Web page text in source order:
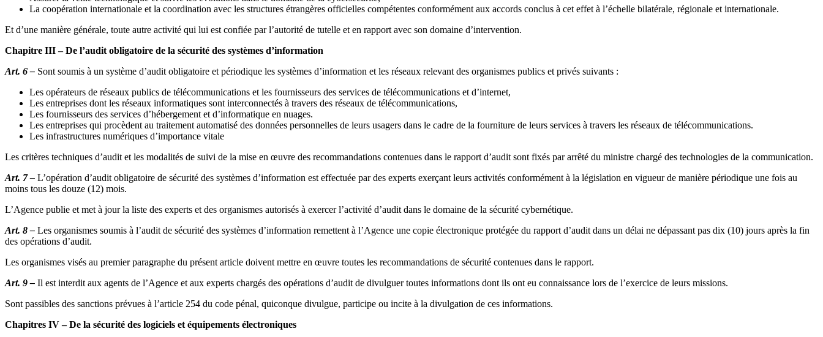
La coopération internationale et la coordination avec les structures étrangères officielles compétentes conformément aux accords conclus à cet effet à l’échelle bilatérale, régionale et internationale.
Et d’une manière générale, toute autre activité qui lui est confiée par l’autorité de tutelle et en rapport avec son domaine d’intervention.
Chapitre III – De l’audit obligatoire de la sécurité des systèmes d’information
Art. 6 – Sont soumis à un système d’audit obligatoire et périodique les systèmes d’information et les réseaux relevant des organismes publics et privés suivants :
Les opérateurs de réseaux publics de télécommunications et les fournisseurs des services de télécommunications et d’internet,
Les entreprises dont les réseaux informatiques sont interconnectés à travers des réseaux de télécommunications,
Les fournisseurs des services d’hébergement et d’informatique en nuages.
Les entreprises qui procèdent au traitement automatisé des données personnelles de leurs usagers dans le cadre de la fourniture de leurs services à travers les réseaux de télécommunications.
Les infrastructures numériques d’importance vitale
Les critères techniques d’audit et les modalités de suivi de la mise en œuvre des recommandations contenues dans le rapport d’audit sont fixés par arrêté du ministre chargé des technologies de la communication.
Art. 7 – L’opération d’audit obligatoire de sécurité des systèmes d’information est effectuée par des experts exerçant leurs activités conformément à la législation en vigueur de manière périodique une fois au
moins tous les douze (12) mois.
L’Agence publie et met à jour la liste des experts et des organismes autorisés à exercer l’activité d’audit dans le domaine de la sécurité cybernétique.
Art. 8 – Les organismes soumis à l’audit de sécurité des systèmes d’information remettent à l’Agence une copie électronique protégée du rapport d’audit dans un délai ne dépassant pas dix (10) jours après la fin
des opérations d’audit.
Les organismes visés au premier paragraphe du présent article doivent mettre en œuvre toutes les recommandations de sécurité contenues dans le rapport.
Art. 9 – Il est interdit aux agents de l’Agence et aux experts chargés des opérations d’audit de divulguer toutes informations dont ils ont eu connaissance lors de l’exercice de leurs missions.
Sont passibles des sanctions prévues à l’article 254 du code pénal, quiconque divulgue, participe ou incite à la divulgation de ces informations.
Chapitres IV – De la sécurité des logiciels et équipements électroniques